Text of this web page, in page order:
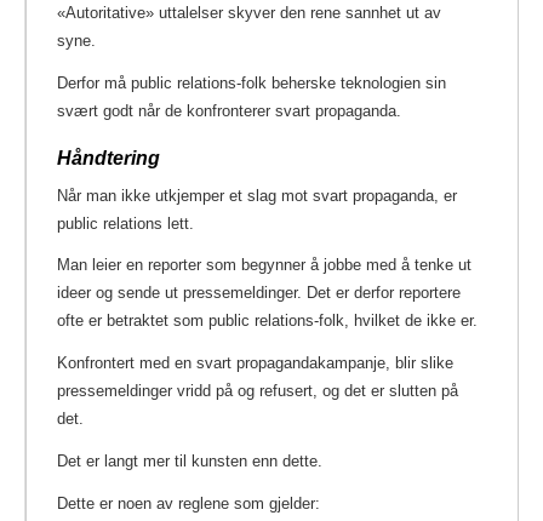
«Autoritative» uttalelser skyver den rene sannhet ut av
syne.
Derfor må public relations-folk beherske teknologien sin
svært godt når de konfronterer svart propaganda.
Håndtering
Når man ikke utkjemper et slag mot svart propaganda, er
public relations lett.
Man leier en reporter som begynner å jobbe med å tenke ut
ideer og sende ut pressemeldinger. Det er derfor reportere
ofte er betraktet som public relations-folk, hvilket de ikke er.
Konfrontert med en svart propagandakampanje, blir slike
pressemeldinger vridd på og refusert, og det er slutten på
det.
Det er langt mer til kunsten enn dette.
Dette er noen av reglene som gjelder: